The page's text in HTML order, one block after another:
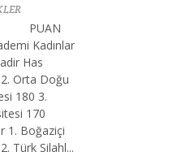
PUAN
Kadınlar
Has
Orta Doğu
180 3.
170
1. Boğaziçi
Türk Silahl...